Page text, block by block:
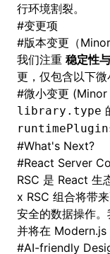
行环境割裂。
#变更项
#版本变更（
我们注重 稳定性
更，仅包含以下微
#微小变更 (Minor
library.type
#What's Next?
#React Server
RSC 是 React 生
x RSC 组合将带
安全的数据操作
并将在 Modern.js
#AI-friendly